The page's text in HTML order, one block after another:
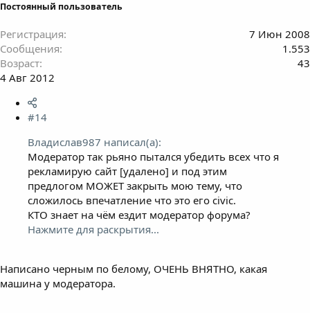
Постоянный пользователь
Регистрация
7 Июн 2008
Сообщения
1.553
Возраст
43
4 Авг 2012
#14
Владислав987 написал(а):
Модератор так рьяно пытался убедить всех что я
рекламирую сайт [удалено] и под этим
предлогом МОЖЕТ закрыть мою тему, что
сложилось впечатление что это его civic.
КТО знает на чём ездит модератор форума?
Нажмите для раскрытия...
Написано черным по белому, ОЧЕНЬ ВНЯТНО, какая
машина у модератора.